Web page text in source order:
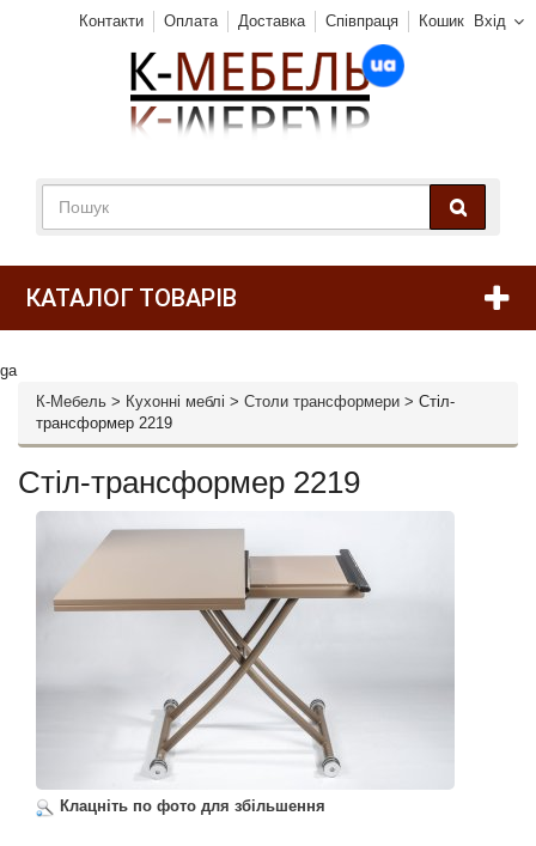
Вхід
Контакти Оплата Доставка Співпраця Кошик
КАТАЛОГ ТОВАРІВ
ga
К-Мебель > Кухонні меблі > Столи трансформери > Стіл-
трансформер 2219
Стіл-трансформер 2219
Клацніть по фото для збільшення